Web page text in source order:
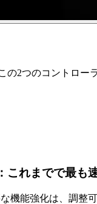
2つのコントロー
これまでで最も
機能強化は、調